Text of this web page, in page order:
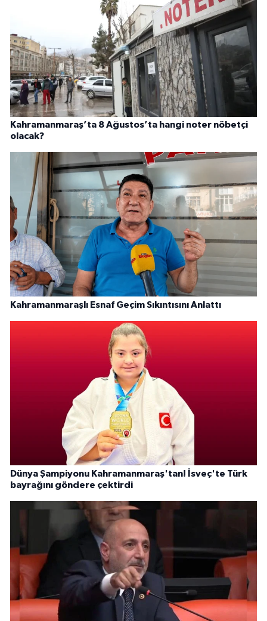
Kahramanmaraş’ta 8 Ağustos’ta hangi noter nöbetçi
olacak?
Kahramanmaraşlı Esnaf Geçim Sıkıntısını Anlattı
Dünya Şampiyonu Kahramanmaraş'tan! İsveç'te Türk
bayrağını göndere çektirdi